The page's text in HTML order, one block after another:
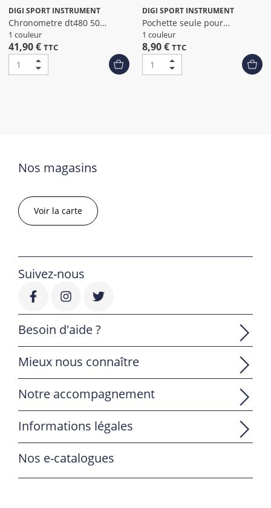
DIGI SPORT INSTRUMENT
Chronometre dt480 50
memoires
1 couleur
41,90 € TTC
DIGI SPORT INSTRUMENT
Pochette seule pour
chronometre
1 couleur
8,90 € TTC
Nos magasins
Voir la carte
Suivez-nous
Besoin d'aide ?
Mieux nous connaître
Notre accompagnement
Informations légales
Nos e-catalogues